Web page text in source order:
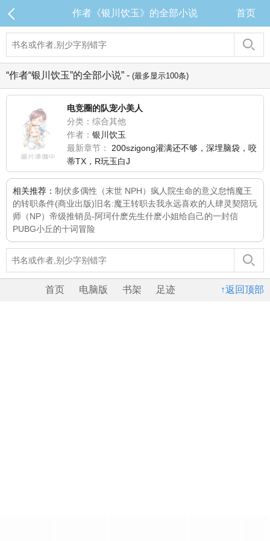
作者《银川饮玉》的全部小说 首页
“作者“银川饮玉”的全部小说” - (最多显示100条)
电竞圈的队宠小美人
分类：综合其他
作者： 银川饮玉
最新章节：
200szigong灌满还不够，深埋脑袋，咬
蒂TX，R玩玉白J
相关推荐： 制伏多偶性（末世 NPH） 疯人院生命的意义怠惰魔王
的转职条件(商业出版)旧名:魔王转职去我永远喜欢的人肆灵契陪玩
师（NP） 帝级推销员-阿珂什麽先生什麽小姐给自己的一封信
PUBG小丘的十词冒险
↑返回顶部
首页 电脑版 书架 足迹